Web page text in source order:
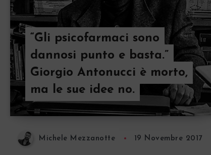
“Gli psicofarmaci sono
dannosi punto e basta.”
Giorgio Antonucci è morto,
ma le sue idee no.
Michele Mezzanotte 19 Novembre 2017